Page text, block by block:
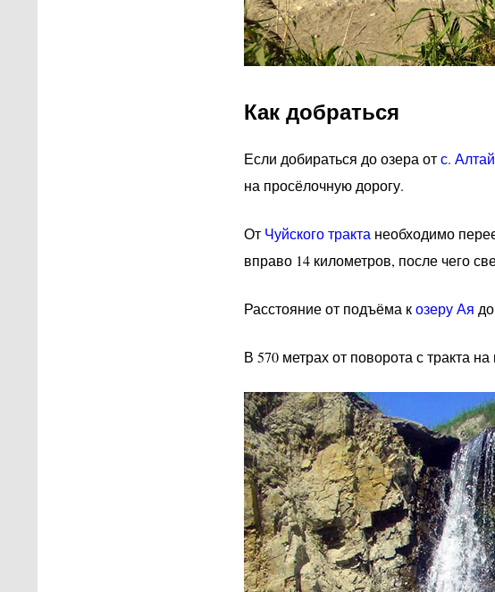
Как добраться
Если добираться до озера отс.
на просёлочную дорогу.
От Чуйского тракта необходимо
вправо 14 километров, после чего
Расстояние от подъёма козеру Ая
В 570 метрах от поворота с тракта